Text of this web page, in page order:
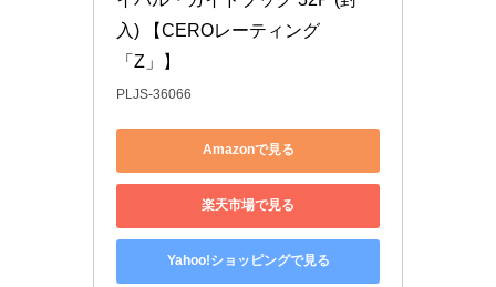
入) 【CEROレーティング
「Z」】
PLJS-36066
Amazonで見る
楽天市場で見る
Yahoo!ショッピングで見る